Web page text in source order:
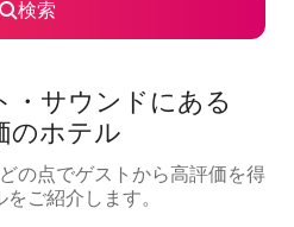
検索
・サウンドにある
のホ⁠テ⁠ル
の点でゲストから高評価を得
ご紹介します。